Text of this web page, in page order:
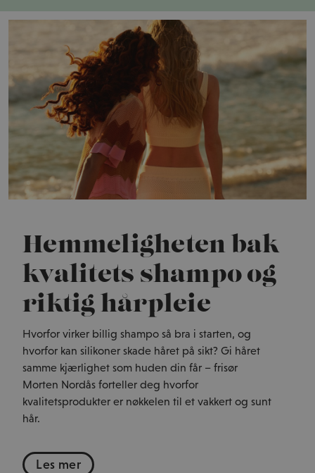
Hemmeligheten bak
kvalitets shampo og
riktig hårpleie
Hvorfor virker billig shampo så bra i starten, og
hvorfor kan silikoner skade håret på sikt? Gi håret
samme kjærlighet som huden din får – frisør
Morten Nordås forteller deg hvorfor
kvalitetsprodukter er nøkkelen til et vakkert og sunt
hår.
Les mer